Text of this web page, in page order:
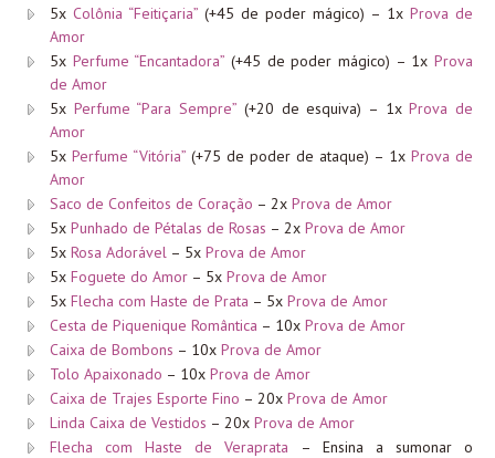
5x Colônia “Feitiçaria” (+45 de poder mágico) – 1x Prova de
Amor
5x Perfume “Encantadora” (+45 de poder mágico) – 1xProva
de Amor
5x Perfume “Para Sempre” (+20 de esquiva) – 1xProva de
Amor
5x Perfume “Vitória” (+75 de poder de ataque) – 1x Prova de
Amor
Saco de Confeitos de Coração – 2x Prova de Amor
5x Punhado de Pétalas de Rosas – 2x Prova de Amor
5x Rosa Adorável – 5x Prova de Amor
5x Foguete do Amor – 5x Prova de Amor
5x Flecha com Haste de Prata – 5x Prova de Amor
Cesta de Piquenique Romântica – 10x Prova de Amor
Caixa de Bombons – 10x Prova de Amor
Tolo Apaixonado – 10x Prova de Amor
Caixa de Trajes Esporte Fino – 20x Prova de Amor
Linda Caixa de Vestidos – 20x Prova de Amor
Flecha com Haste de Veraprata – Ensina a sumonar o